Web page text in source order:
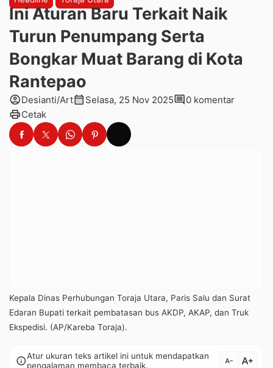
Ini Aturan Baru Terkait Naik
Turun Penumpang Serta
Bongkar Muat Barang di Kota
Rantepao
account_circleDesianti/Artcalendar_month Selasa, 25 Nov 2025comment0 komentar
printCetak
Kepala Dinas Perhubungan Toraja Utara, Paris Salu dan Surat
Edaran Bupati terkait pembatasan bus AKDP, AKAP, dan Truk
Ekspedisi. (AP/Kareba Toraja).
infoAtur ukuran teks artikel ini untuk mendapatkan
pengalaman membaca terbaik.
text_decrease text_increase